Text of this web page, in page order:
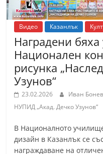
Видео Казанлък
Наградени бяха
Национален
рисунка
Узунов“
23.02.2026 Иван Бонев
НУПИД „Акад. Дечко Узунов“
В Националното
дизайн в Казанлък се
награждаване на